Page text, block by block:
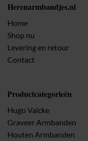
Herenarmbandjes.nl
Home
Shop nu
Levering en retour
Contact
Productcategorieën
Hugo Valcke
Graveer Armbanden
Houten Armbanden